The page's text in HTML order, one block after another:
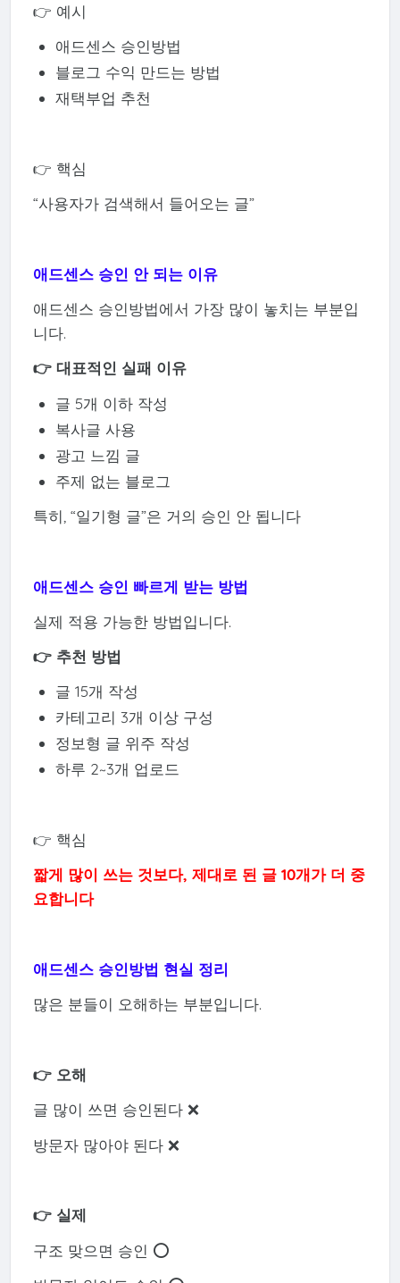
👉 예시
애드센스 승인방법
블로그 수익 만드는 방법
재택부업 추천
👉 핵심
“사용자가 검색해서 들어오는 글”
애드센스 승인 안 되는 이유
애드센스 승인방법에서 가장 많이 놓치는 부분입
니다.
👉 대표적인 실패 이유
글 5개 이하 작성
복사글 사용
광고 느낌 글
주제 없는 블로그
특히, “일기형 글”은 거의 승인 안 됩니다
애드센스 승인 빠르게 받는 방법
실제 적용 가능한 방법입니다.
👉 추천 방법
글 15개 작성
카테고리 3개 이상 구성
정보형 글 위주 작성
하루 2~3개 업로드
👉 핵심
짧게 많이 쓰는 것보다, 제대로 된 글 10개가 더 중
요합니다
애드센스 승인방법 현실 정리
많은 분들이 오해하는 부분입니다.
👉 오해
글 많이 쓰면 승인된다 ❌
방문자 많아야 된다 ❌
👉 실제
구조 맞으면 승인 ⭕